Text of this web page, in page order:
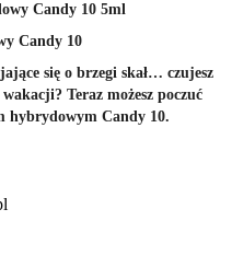
Candy 10 5ml
Candy 10
się o brzegi skał… czujesz
Teraz możesz poczuć
hybrydowym Candy 10.